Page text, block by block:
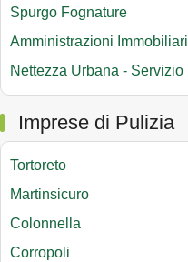
Spurgo Fognature
Amministrazioni Immobiliari
Nettezza Urbana - Servizio
Imprese di Pulizia
Tortoreto
Martinsicuro
Colonnella
Corropoli